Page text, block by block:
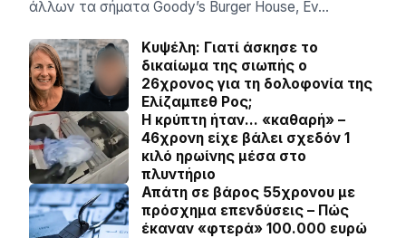
άλλων τα σήματα Goody’s Burger House, Ev…
Κυψέλη: Γιατί άσκησε το
δικαίωμα της σιωπής ο
26χρονος για τη δολοφονία της
Ελίζαμπεθ Ρος;
Η κρύπτη ήταν… «καθαρή» –
46χρονη είχε βάλει σχεδόν 1
κιλό ηρωίνης μέσα στο
πλυντήριο
Απάτη σε βάρος 55χρονου με
πρόσχημα επενδύσεις – Πώς
έκαναν «φτερά» 100.000 ευρώ